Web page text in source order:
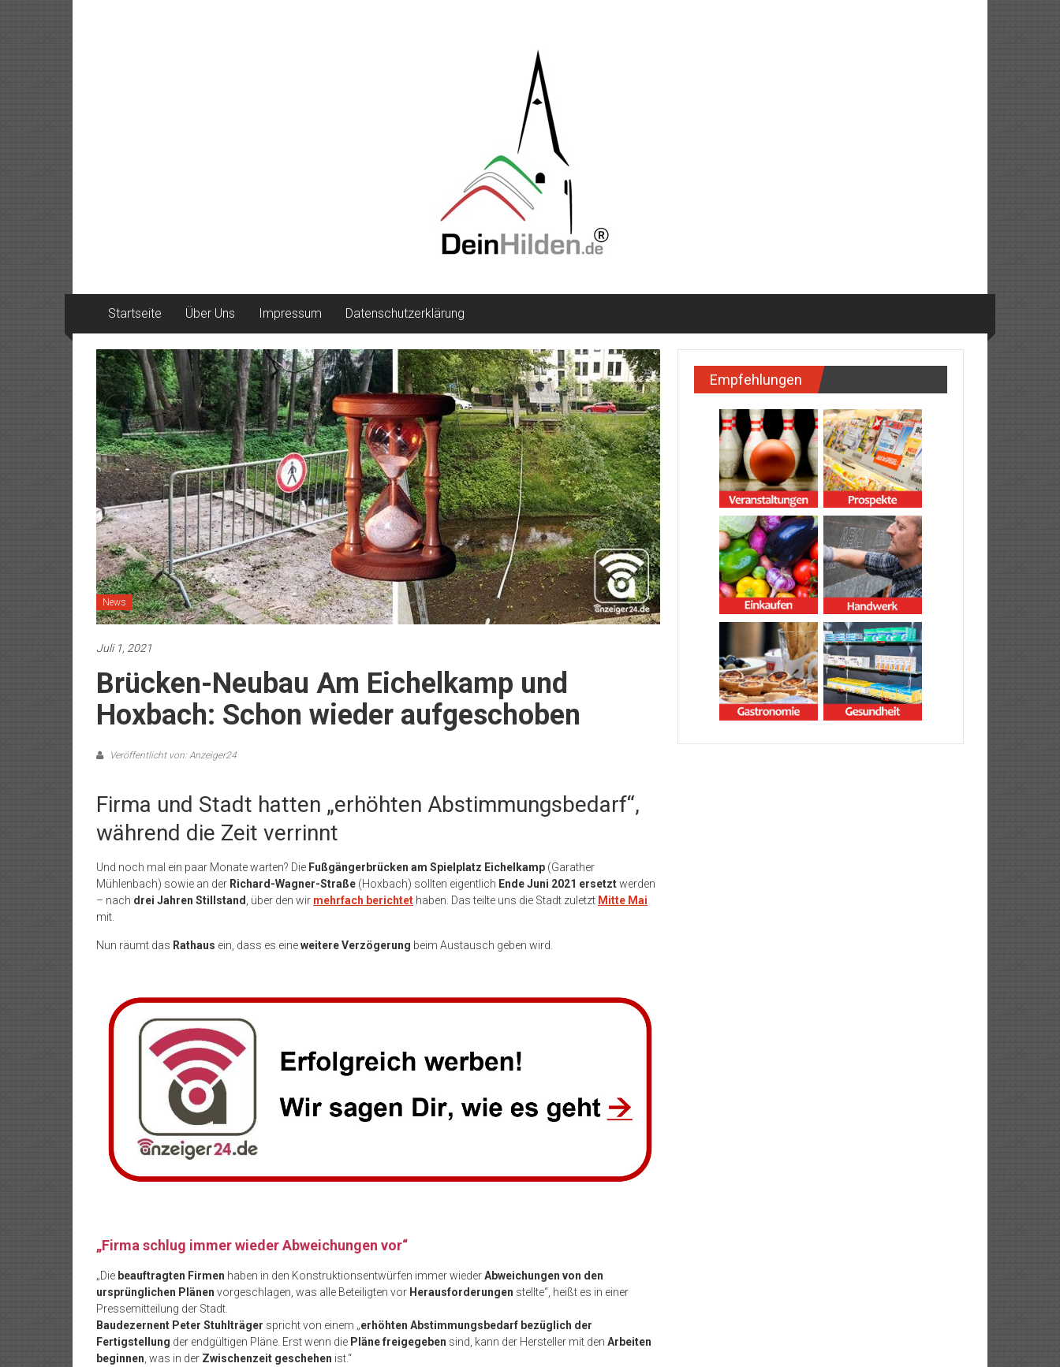
Startseite Über Uns Impressum Datenschutzerklärung
News
Juli 1, 2021
Brücken-Neubau Am Eichelkamp und
Hoxbach: Schon wieder aufgeschoben
Veröffentlicht von: Anzeiger24
Firma und Stadt hatten „erhöhten Abstimmungsbedarf“,
während die Zeit verrinnt
Und noch mal ein paar Monate warten? Die Fußgängerbrücken am Spielplatz Eichelkamp (Garather
Mühlenbach) sowie an der Richard-Wagner-Straße (Hoxbach) sollten eigentlich Ende Juni 2021 ersetztwerden
– nach drei Jahren Stillstand , über den wir mehrfach berichtet haben. Das teilte uns die Stadt zuletzt Mitte Mai
mit.
Nun räumt das Rathaus ein, dass es eineweitere Verzögerung beim Austausch geben wird.
„Firma schlug immer wieder Abweichungen vor“
„Die beauftragten Firmen haben in den Konstruktionsentwürfen immer wiederAbweichungen von den
ursprünglichen Plänen vorgeschlagen, was alle Beteiligten vor Herausforderungen stellte“, heißt es in einer
Pressemitteilung der Stadt.
Baudezernent Peter Stuhlträger spricht von einem „erhöhten Abstimmungsbedarf bezüglich der
Fertigstellung der endgültigen Pläne. Erst wenn die Pläne freigegeben sind, kann der Hersteller mit den Arbeiten
beginnen , was in der Zwischenzeit geschehen ist.“
Empfehlungen